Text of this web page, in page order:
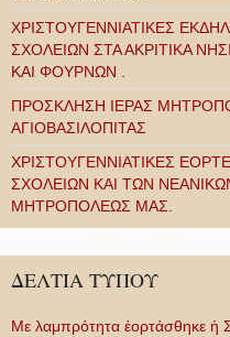
ΧΡΙΣΤΟΥΓΕΝΝΙΑΤΙΚΕΣ
ΣΧΟΛΕΙΩΝ ΣΤΑ ΑΚΡΙΤΙΚΑ
ΚΑΙ ΦΟΥΡΝΩΝ .
ΠΡΟΣΚΛΗΣΗ ΙΕΡΑΣ
ΑΓΙΟΒΑΣΙΛΟΠΙΤΑΣ
ΧΡΙΣΤΟΥΓΕΝΝΙΑΤΙΚΕΣ
ΣΧΟΛΕΙΩΝ ΚΑΙ ΤΩΝ
ΜΗΤΡΟΠΟΛΕΩΣ ΜΑΣ.
ΔΕΛΤΙΑ ΤΥΠΟΥ
Με λαμπρότητα ἑορτάσθηκε ἡ